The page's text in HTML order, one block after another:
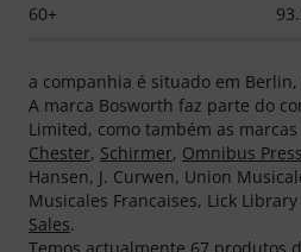
60+
a companhia é situado em Berlin,
A marca Bosworth faz parte do
Limited, como também as marcas
Chester, Schirmer, Omnibus Press
Hansen, J. Curwen, Union
Musicales Francaises, Lick
Sales.